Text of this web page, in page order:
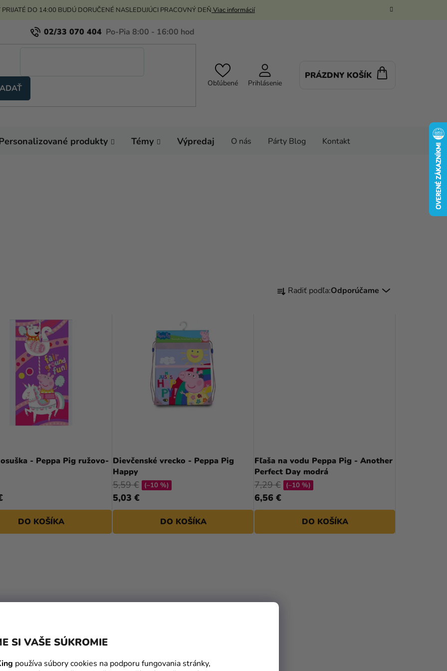
SI VAŠE SÚKROMIE
používa súbory cookies na podporu fungovania stránky,
PRIJATÉ DO 14:00 BUDÚ DORUČENÉ NASLEDUJÚCI PRACOVNÝ DEŇ Viac informácií
02/33 070 404
Obľúbené Prihlásenie
PRÁZDNY KOŠÍK
produkty Témy Výpredaj O nás Párty Blog Kontakt
R
D
U
K
T
O
Radiť podľa:Odporúčame
- Peppa Pig ružovo-
DO KOŠÍKA
Dievčenské vrecko - Peppa Pig
Happy
5,03 €
5,59 € (–10 %)
DO KOŠÍKA
Fľaša na vodu Peppa Pig - Another
Perfect Day modrá
6,56 €
7,29 € (–10 %)
DO KOŠÍKA